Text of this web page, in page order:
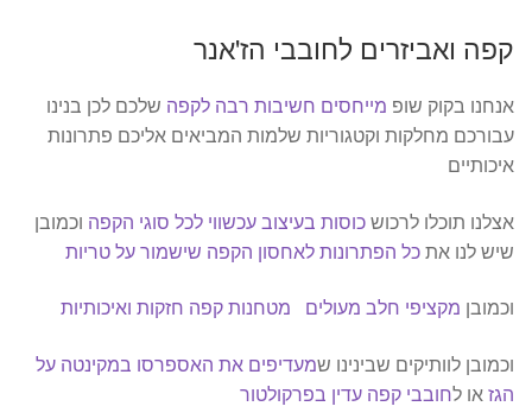
קפה ואביזרים לחובבי הז'אנר
אנחנו בקוק שופ מייחסים חשיבות רבה לקפה שלכם לכן בנינו
עבורכם מחלקות וקטגוריות שלמות המביאים אליכם פתרונות
איכותיים
אצלנו תוכלו לרכושכוסות בעיצוב עכשווי לכל סוגי הקפה וכמובן
שיש לנו אתכל הפתרונות לאחסון הקפה שישמור על טריות
וכמובן מקציפי חלב מעולים מטחנות קפה חזקות ואיכותיות
וכמובן לוותיקים שבינינו שמעדיפים את האספרסו במקינטה על
הגזאו לחובבי קפה עדין בפרקולטור